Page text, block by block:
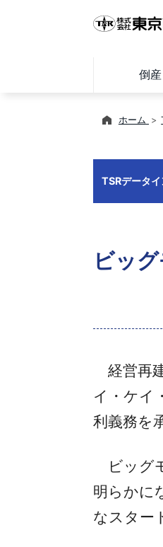
倒
ホーム
TSRデータイ
ビッ
経営再
イ・ケイ
利義務を
ビッグ
明らかに
なスター